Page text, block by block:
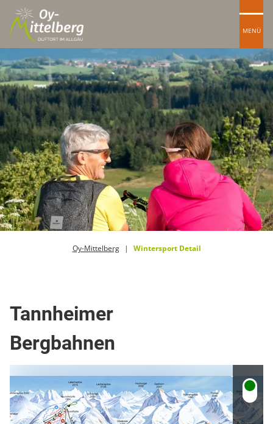
MENÜ
Oy-Mittelberg Wintersport Detail
Tannheimer
Bergbahnen